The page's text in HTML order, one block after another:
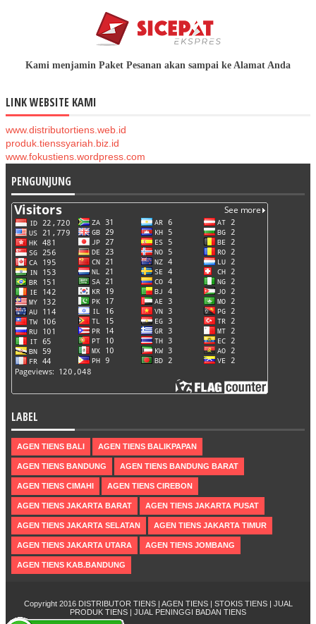
Kami menjamin Paket Pesanan akan sampai ke Alamat Anda
LINK WEBSITE KAMI
www.distributortiens.web.id
produk.tienssyariah.biz.id
www.fokustiens.wordpress.com
PENGUNJUNG
LABEL
AGEN TIENS BALI AGEN TIENS BALIKPAPAN
AGEN TIENS BANDUNG AGEN TIENS BANDUNG BARAT
AGEN TIENS CIMAHI AGEN TIENS CIREBON
AGEN TIENS JAKARTA BARAT AGEN TIENS JAKARTA PUSAT
AGEN TIENS JAKARTA SELATAN AGEN TIENS JAKARTA TIMUR
AGEN TIENS JAKARTA UTARA AGEN TIENS JOMBANG
AGEN TIENS KAB.BANDUNG
Copyright 2016 DISTRIBUTOR TIENS | AGEN TIENS | STOKIS TIENS | JUAL
PRODUK TIENS | JUAL PENINGGI BADAN TIENS